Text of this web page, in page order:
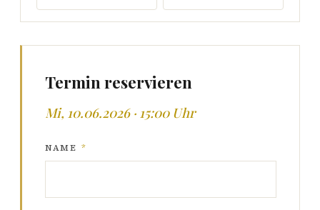
Termin reservieren
Mi, 10.06.2026 · 15:00 Uhr
NAME *